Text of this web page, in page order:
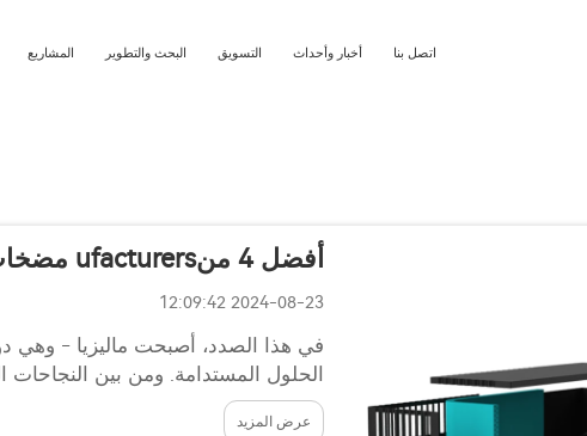
المشاريع البحث والتطوير التسويق أخبار وأحداث اتصل بنا
أفضل 4 منufacturers مضخات تدفئة الهواء والماء في ماليزيا
2024-08-23 12:09:42
في هذا الصدد، أصبحت ماليزيا - وهي
الحلول المستدامة. ومن بين النجاحات
عرض المزيد